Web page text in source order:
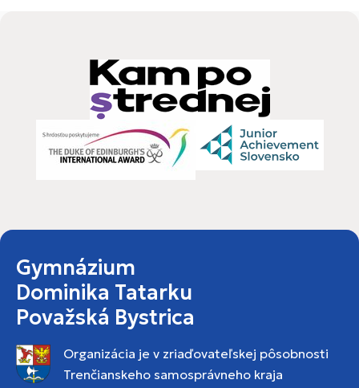
Gymnázium
Dominika Tatarku
Považská Bystrica
Organizácia je v zriaďovateľskej pôsobnosti
Trenčianskeho samosprávneho kraja